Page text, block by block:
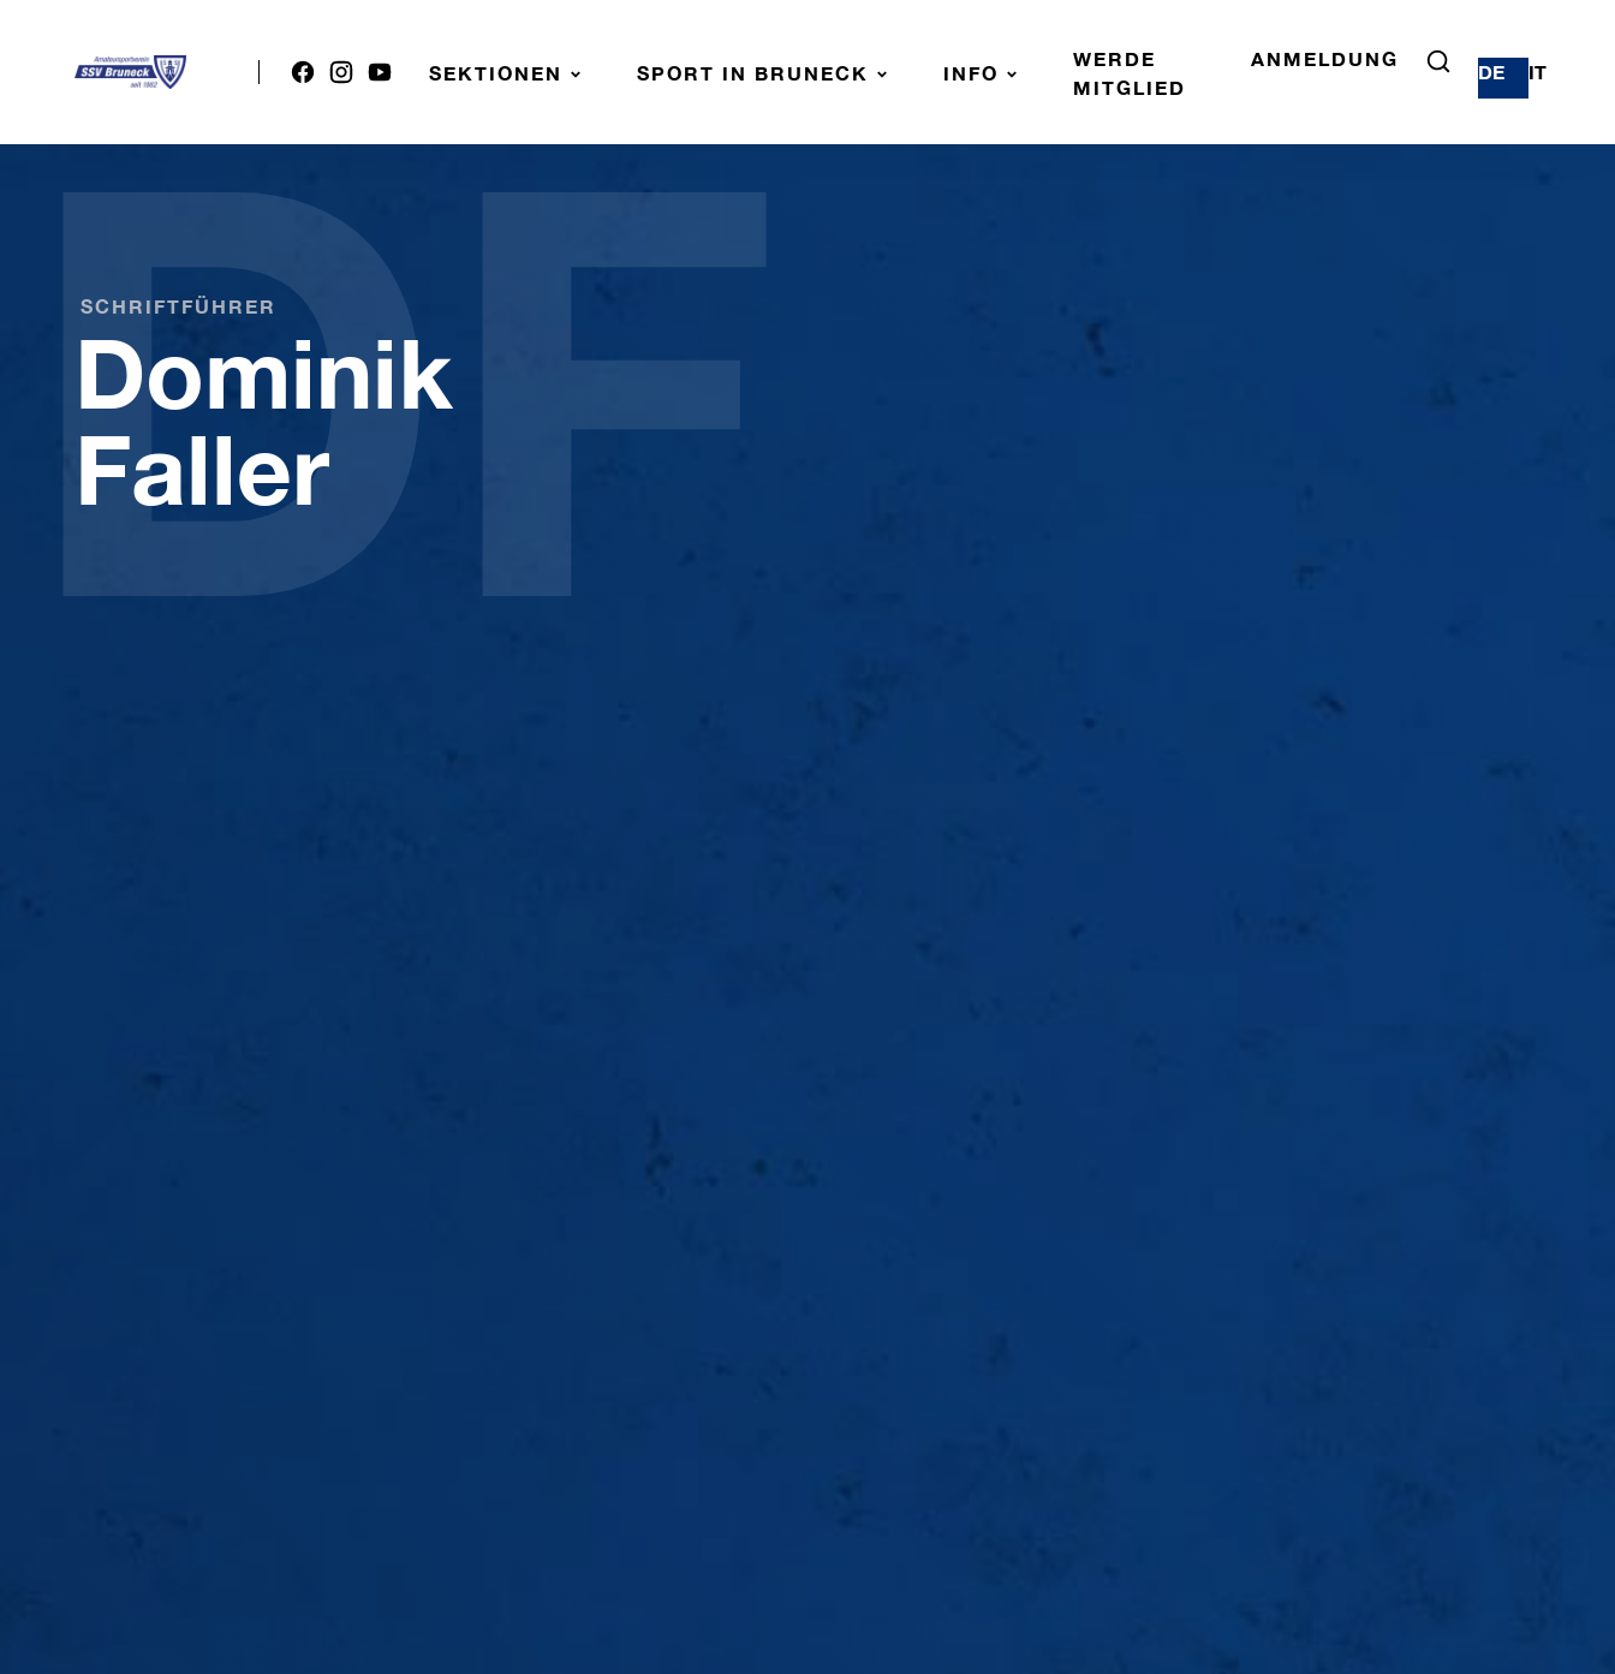
SEKTIONEN SPORT IN BRUNECK INFO
WERDE
MITGLIED
ANMELDUNG
DE IT
SCHRIFTFÜHRER
Dominik
Faller
DF